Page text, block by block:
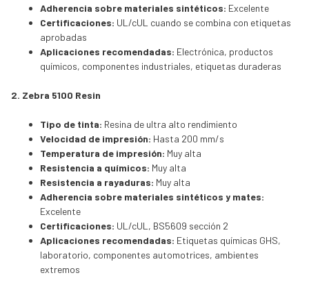
Adherencia sobre materiales sintéticos: Excelente
Certificaciones: UL/cUL cuando se combina con etiquetas
aprobadas
Aplicaciones recomendadas: Electrónica, productos
químicos, componentes industriales, etiquetas duraderas
2. Zebra 5100 Resin
Tipo de tinta: Resina de ultra alto rendimiento
Velocidad de impresión: Hasta 200 mm/s
Temperatura de impresión: Muy alta
Resistencia a químicos: Muy alta
Resistencia a rayaduras: Muy alta
Adherencia sobre materiales sintéticos y mates:
Excelente
Certificaciones: UL/cUL, BS5609 sección 2
Aplicaciones recomendadas: Etiquetas químicas GHS,
laboratorio, componentes automotrices, ambientes
extremos